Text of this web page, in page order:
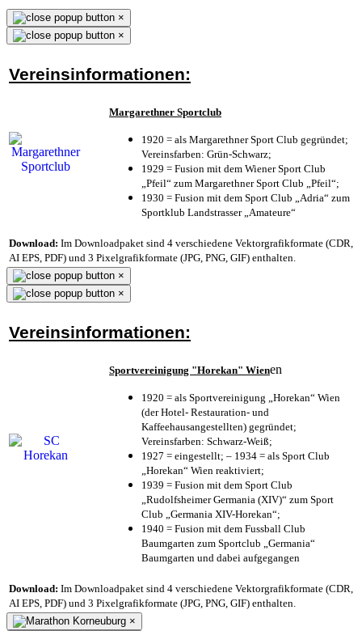
×
×
Vereinsinformationen:
Margarethner Sportclub
1920 = als Margarethner Sport Club gegründet;
Vereinsfarben: Grün-Schwarz;
1929 = Fusion mit dem Wiener Sport Club
„Pfeil“ zum Margarethner Sport Club „Pfeil“;
1930 = Fusion mit dem Sport Club „Adria“ zum
Sportklub Landstrasser „Amateure“
Download: Im Downloadpaket sind 4 verschiedene Vektorgrafikformate (CDR,
AI EPS, PDF) und 3 Pixelgrafikformate (JPG, PNG, GIF) enthalten.
×
×
Vereinsinformationen:
Sportvereinigung "Horekan" Wienen
1920 = als Sportvereinigung „Horekan“ Wien
(der Hotel- Restauration- und
Kaffeehausangestellten) gegründet;
Vereinsfarben: Schwarz-Weiß;
1927 = eingestellt; – 1934 = als Sport Club
„Horekan“ Wien reaktiviert;
1939 = Fusion mit dem Sport Club
„Rudolfsheimer Germania (XIV)“ zum Sport
Club „Germania XIV-Horekan“;
1940 = Fusion mit dem Fussball Club
Baumgarten zum Sportclub „Germania“
Baumgarten und dabei aufgegangen
Download: Im Downloadpaket sind 4 verschiedene Vektorgrafikformate (CDR,
AI EPS, PDF) und 3 Pixelgrafikformate (JPG, PNG, GIF) enthalten.
×